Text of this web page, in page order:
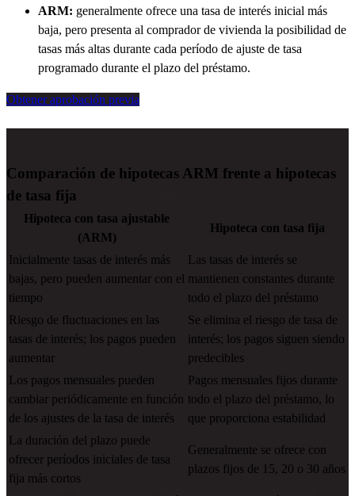
ARM: generalmente ofrece una tasa de interés inicial más
baja, pero presenta al comprador de vivienda la posibilidad de
tasas más altas durante cada período de ajuste de tasa
programado durante el plazo del préstamo.
Obtener aprobación previa
Comparación de hipotecas ARM frente a hipotecas
de tasa fija
Hipoteca con tasa ajustable
(ARM)
Hipoteca con tasa fija
Inicialmente tasas de interés más
bajas, pero pueden aumentar con el
tiempo
Las tasas de interés se
mantienen constantes durante
todo el plazo del préstamo
Riesgo de fluctuaciones en las
tasas de interés; los pagos pueden
aumentar
Se elimina el riesgo de tasa de
interés; los pagos siguen siendo
predecibles
Los pagos mensuales pueden
cambiar periódicamente en función
de los ajustes de la tasa de interés
Pagos mensuales fijos durante
todo el plazo del préstamo, lo
que proporciona estabilidad
La duración del plazo puede
ofrecer períodos iniciales de tasa
fija más cortos
Generalmente se ofrece con
plazos fijos de 15, 20 o 30 años